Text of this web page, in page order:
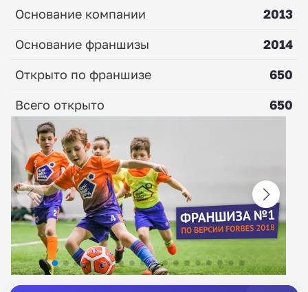
Основание компании
2013
Основание франшизы
2014
Открыто по франшизе
650
Всего открыто
650